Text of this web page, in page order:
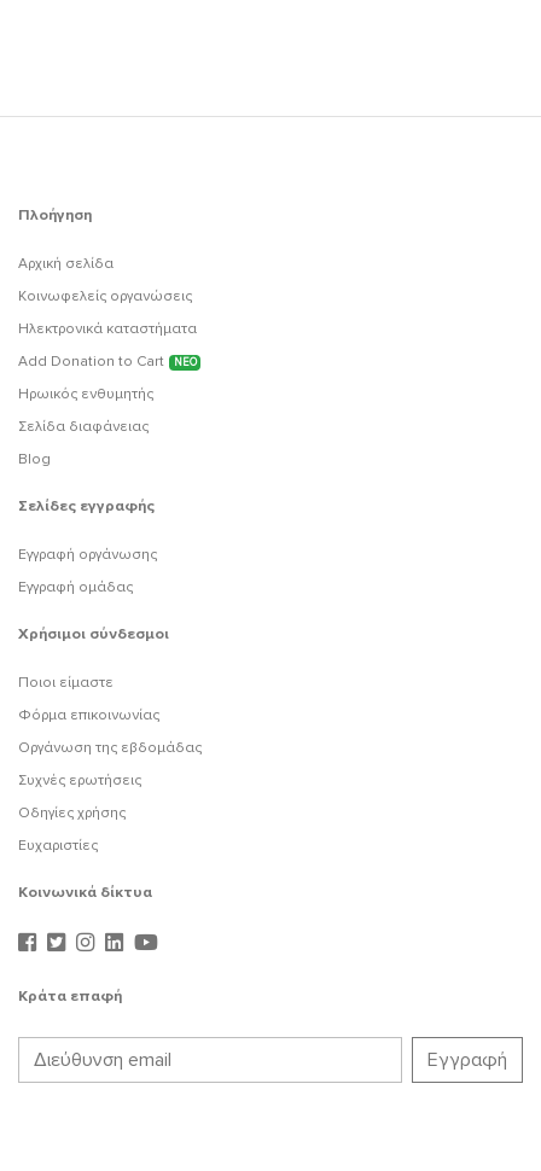
Πλοήγηση
Αρχική σελίδα
Κοινωφελείς οργανώσεις
Ηλεκτρονικά καταστήματα
Add Donation to Cart
ΝΕΟ
Ηρωικός ενθυμητής
Σελίδα διαφάνειας
Blog
Σελίδες εγγραφής
Εγγραφή οργάνωσης
Εγγραφή ομάδας
Χρήσιμοι σύνδεσμοι
Ποιοι είμαστε
Φόρμα επικοινωνίας
Οργάνωση της εβδομάδας
Συχνές ερωτήσεις
Οδηγίες χρήσης
Ευχαριστίες
Κοινωνικά δίκτυα
Κράτα επαφή